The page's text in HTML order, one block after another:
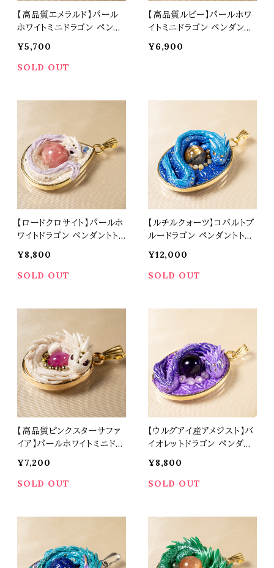
【高品質エメラルド】パール
ホワイトミニドラゴン ペンダ
サリー 天然石 パワーストー
ン t0534
¥5,700
SOLD OUT
【高品質ルビー】パールホワ
イトミニドラゴン ペンダント
ー 天然石 パワーストーン t
¥6,900
【ロードクロサイト】パールホ
ワイトドラゴン ペンダントトッ
天然石 パワーストーン t05
30
¥8,800
SOLD OUT
【ルチルクォーツ】コバルトブ
ルードラゴン ペンダントトッ
天然石 パワーストーン t05
31
¥12,000
SOLD OUT
【高品質ピンクスターサファ
イア】パールホワイトミニドラ
ナルアクセサリー 天然石 パ
ワーストーン t0535
¥7,200
SOLD OUT
【ウルグアイ産アメジスト】バ
イオレットドラゴン ペンダン
リー 天然石 パワーストーン
t0532
¥8,800
SOLD OUT